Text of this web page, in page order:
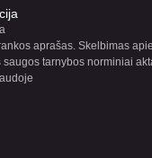
aprašas. Skelbimas
saugos tarnybos norminiai